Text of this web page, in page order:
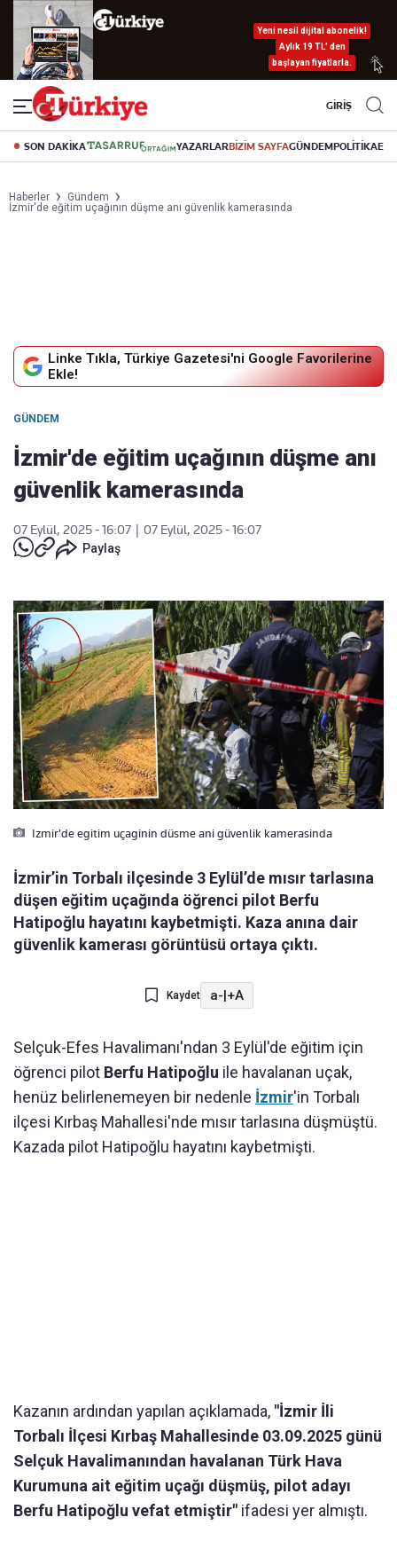
Yeni nesil dijital abonelik!
Aylık 19 TL’ den
başlayan fiyatlarla.
GİRİŞ
SON DAKİKA YAZARLARBİZİM SAYFAGÜNDEMPOLİTİKA
Haberler
Gündem
İzmir'de eğitim uçağının düşme anı güvenlik kamerasında
Linke Tıkla, Türkiye Gazetesi'ni Google Favorilerine
Ekle!
GÜNDEM
İzmir'de eğitim uçağının düşme anı
güvenlik kamerasında
07 Eylül, 2025 - 16:07
07 Eylül, 2025 - 16:07
Paylaş
Izmir'de egitim uçaginin düsme ani güvenlik kamerasinda
İzmir’in Torbalı ilçesinde 3 Eylül’de mısır tarlasına
düşen eğitim uçağında öğrenci pilot Berfu
Hatipoğlu hayatını kaybetmişti. Kaza anına dair
güvenlik kamerası görüntüsü ortaya çıktı.
Kaydet a-|+A
Selçuk-Efes Havalimanı'ndan 3 Eylül'de eğitim için
öğrenci pilot Berfu Hatipoğlu ile havalanan uçak,
henüz belirlenemeyen bir nedenle İzmir'in Torbalı
ilçesi Kırbaş Mahallesi'nde mısır tarlasına düşmüştü.
Kazada pilot Hatipoğlu hayatını kaybetmişti.
Kazanın ardından yapılan açıklamada, "İzmir İli
Torbalı İlçesi Kırbaş Mahallesinde 03.09.2025 günü
Selçuk Havalimanından havalanan Türk Hava
Kurumuna ait eğitim uçağı düşmüş, pilot adayı
Berfu Hatipoğlu vefat etmiştir" ifadesi yer almıştı.